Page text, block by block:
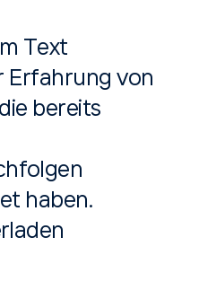
Text
Erfahrung von
bereits
haben.